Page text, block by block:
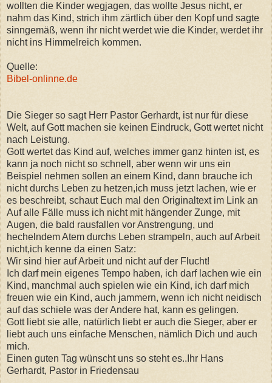
wollten die Kinder wegjagen, das wollte Jesus nicht, er
nahm das Kind, strich ihm zärtlich über den Kopf und sagte
sinngemäß, wenn ihr nicht werdet wie die Kinder, werdet ihr
nicht ins Himmelreich kommen.
Quelle:
Bibel-onlinne.de
Die Sieger so sagt Herr Pastor Gerhardt, ist nur für diese
Welt, auf Gott machen sie keinen Eindruck, Gott wertet nicht
nach Leistung.
Gott wertet das Kind auf, welches immer ganz hinten ist, es
kann ja noch nicht so schnell, aber wenn wir uns ein
Beispiel nehmen sollen an einem Kind, dann brauche ich
nicht durchs Leben zu hetzen,ich muss jetzt lachen, wie er
es beschreibt, schaut Euch mal den Originaltext im Link an
Auf alle Fälle muss ich nicht mit hängender Zunge, mit
Augen, die bald rausfallen vor Anstrengung, und
hechelndem Atem durchs Leben strampeln, auch auf Arbeit
nicht,ich kenne da einen Satz:
Wir sind hier auf Arbeit und nicht auf der Flucht!
Ich darf mein eigenes Tempo haben, ich darf lachen wie ein
Kind, manchmal auch spielen wie ein Kind, ich darf mich
freuen wie ein Kind, auch jammern, wenn ich nicht neidisch
auf das schiele was der Andere hat, kann es gelingen.
Gott liebt sie alle, natürlich liebt er auch die Sieger, aber er
liebt auch uns einfache Menschen, nämlich Dich und auch
mich.
Einen guten Tag wünscht uns so steht es..Ihr Hans
Gerhardt, Pastor in Friedensau